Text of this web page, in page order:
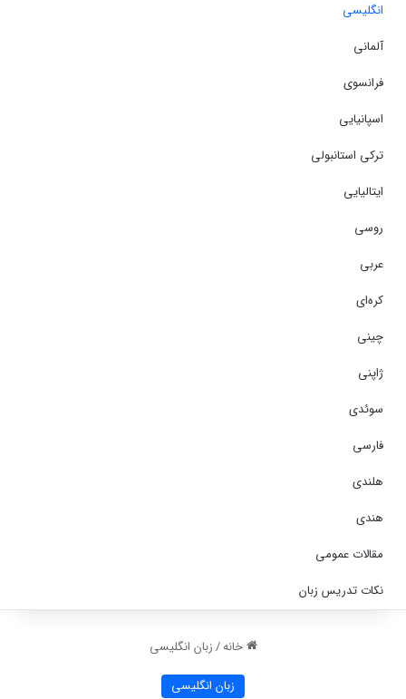
انگلیسی
آلمانی
فرانسوی
اسپانیایی
ترکی استانبولی
ایتالیایی
روسی
عربی
کره‌ای
چینی
ژاپنی
سوئدی
فارسی
هلندی
هندی
مقالات عمومی
نکات تدریس زبان
خانه/زبان انگلیسی
زبان انگلیسی